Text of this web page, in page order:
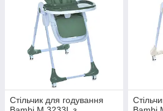
Стільчик для годування